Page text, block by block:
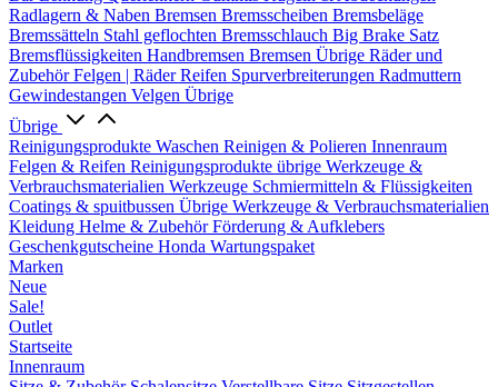
Radlagern & Naben Bremsen Bremsscheiben Bremsbeläge
Bremssätteln Stahl geflochten Bremsschlauch Big Brake Satz
Bremsflüssigkeiten Handbremsen Bremsen Übrige Räder und
ZubehörFelgen | RäderReifen Spurverbreiterungen Radmuttern
Gewindestangen Velgen Übrige
Übrige
Reinigungsprodukte Waschen Reinigen & Polieren Innenraum
Felgen & Reifen Reinigungsprodukte übrige Werkzeuge &
Verbrauchsmaterialien Werkzeuge Schmiermitteln & Flüssigkeiten
Coatings & spuitbussen Übrige Werkzeuge & Verbrauchsmaterialien
Kleidung Helme & ZubehörFörderung & Aufklebers
Geschenkgutscheine Honda Wartungspaket
Marken
Neue
Sale!
Outlet
Startseite
Innenraum